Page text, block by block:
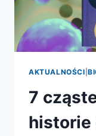
AKTUALNOŚCI |
7
historie